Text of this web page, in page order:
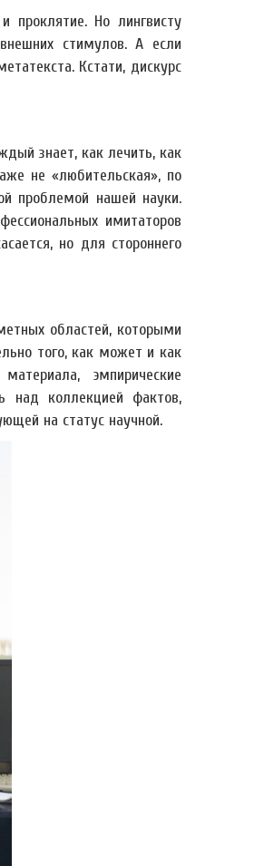
проклятие. Но лингвисту
стимулов. А если
Кстати, дискурс
знает, как лечить, как
не «любительская», по
проблемой нашей науки.
имитаторов
но для стороннего
областей, которыми
того, как может и как
эмпирические
над коллекцией фактов,
на статус научной.